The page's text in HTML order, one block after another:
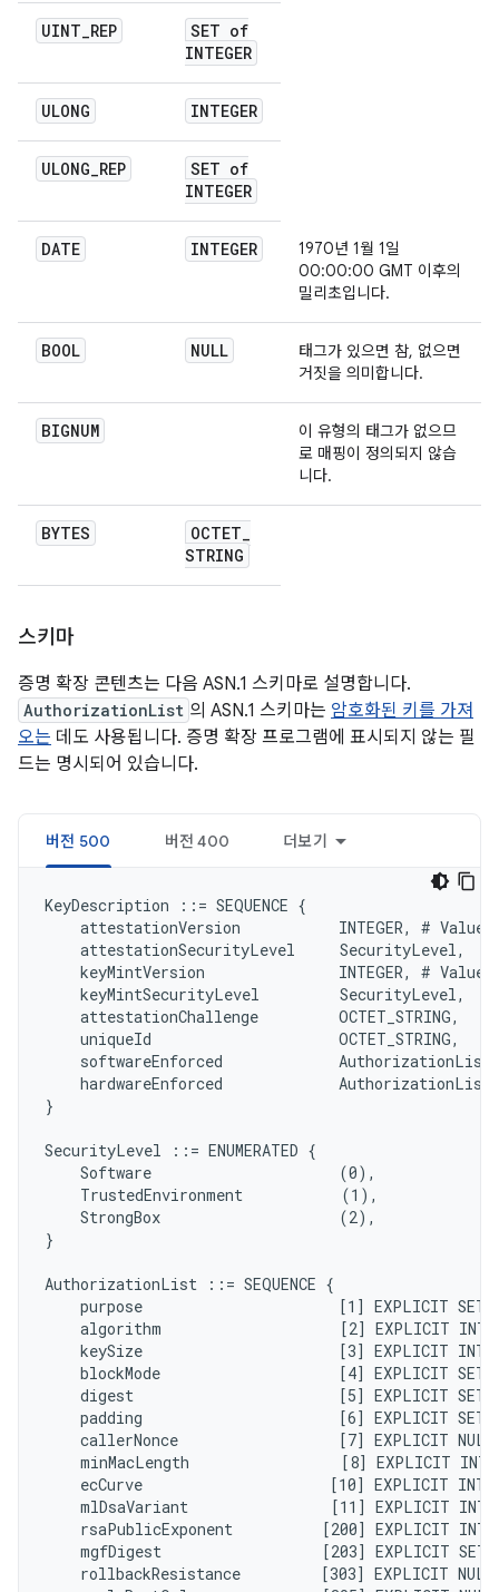
UINT_REP
SET of
INTEGER
ULONG INTEGER
ULONG_REP
SET of
INTEGER
DATE INTEGER
1970년 1월 1일
00:00:00 GMT 이후의
밀리초입니다.
BOOL NULL
태그가 있으면 참, 없으면
거짓을 의미합니다.
BIGNUM
이 유형의 태그가 없으므
로 매핑이 정의되지 않습
니다.
BYTES OCTET_
STRING
스키마
증명 확장 콘텐츠는 다음 ASN.1 스키마로 설명합니다.
AuthorizationList 의 ASN.1 스키마는 암호화된 키를 가져
오는 데도 사용됩니다. 증명 확장 프로그램에 표시되지 않는 필
드는 명시되어 있습니다.
버전 500 버전 400 더보기
KeyDescription ::= SEQUENCE {
attestationVersion           INTEGER, # Value
    attestationSecurityLevel     SecurityLevel,
keyMintVersion               INTEGER, # Value
    keyMintSecurityLevel         SecurityLevel,
    attestationChallenge         OCTET_STRING,
    uniqueId                     OCTET_STRING,
    softwareEnforced             AuthorizationList,
    hardwareEnforced             AuthorizationList,
}
SecurityLevel ::= ENUMERATED {
    Software                     (0),
    TrustedEnvironment           (1),
    StrongBox                    (2),
}
AuthorizationList ::= SEQUENCE {
purpose                      [1] EXPLICIT
algorithm                    [2] EXPLICIT
keySize                      [3] EXPLICIT
blockMode                    [4] EXPLICIT
digest                       [5] EXPLICIT
padding                      [6] EXPLICIT
callerNonce                  [7] EXPLICIT
minMacLength                 [8] EXPLICIT
ecCurve                     [10] EXPLICIT
mlDsaVariant                [11] EXPLICIT
rsaPublicExponent          [200] EXPLICIT
mgfDigest                  [203] EXPLICIT
rollbackResistance         [303] EXPLICIT